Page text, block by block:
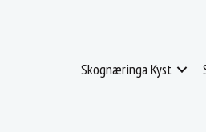
Skognæringa Kyst